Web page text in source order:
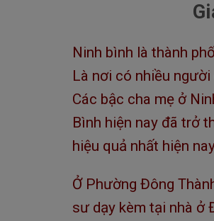
Ninh bình là thành
Là nơi có nhiều
Các bậc cha mẹ ở
Bình hiện nay đã trở
hiệu quả nhất hiện
Ở Phường Đông
sư dạy kèm tại nhà ở